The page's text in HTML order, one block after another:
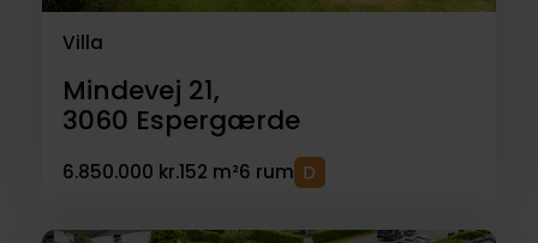
Villa
Mindevej 21,
3060 Espergærde
6.850.000 kr.152 m²6 rum